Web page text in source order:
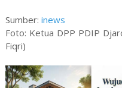
Sumber: inews
Foto: Ketua DPP PDIP
Fiqri)